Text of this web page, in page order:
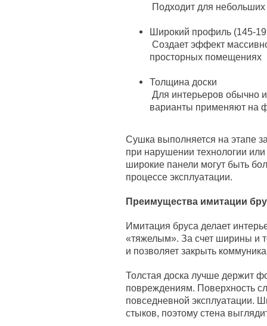
Подходит для
Широкий профиль (145-
Создает эффект
просторных помещениях
Толщина доски
Для интерьеров обычно
варианты применяют на
Сушка выполняется на этапе
при нарушении технологии
широкие панели могут быть
процессе эксплуатации.
Преимущества имитации
Имитация бруса делает
«тяжелым». За счет ширины и
и позволяет закрыть
Толстая доска лучше держит
повреждениям. Поверхность
повседневной эксплуатации.
стыков, поэтому стена